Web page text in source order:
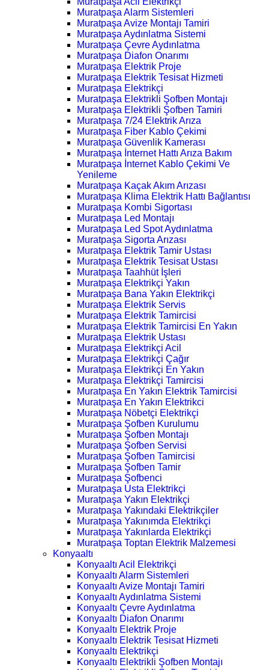
Muratpaşa Alarm Sistemleri
Muratpaşa Avize Montajı Tamiri
Muratpaşa Aydınlatma Sistemi
Muratpaşa Çevre Aydınlatma
Muratpaşa Diafon Onarımı
Muratpaşa Elektrik Proje
Muratpaşa Elektrik Tesisat Hizmeti
Muratpaşa Elektrikçi
Muratpaşa Elektrikli Şofben Montajı
Muratpaşa Elektrikli Şofben Tamiri
Muratpaşa 7/24 Elektrik Arıza
Muratpaşa Fiber Kablo Çekimi
Muratpaşa Güvenlik Kamerası
Muratpaşa İnternet Hattı Arıza Bakım
Muratpaşa İnternet Kablo Çekimi Ve
Yenileme
Muratpaşa Kaçak Akım Arızası
Muratpaşa Klima Elektrik Hattı Bağlantısı
Muratpaşa Kombi Sigortası
Muratpaşa Led Montajı
Muratpaşa Led Spot Aydınlatma
Muratpaşa Sigorta Arızası
Muratpaşa Elektrik Tamir Ustası
Muratpaşa Elektrik Tesisat Ustası
Muratpaşa Taahhüt İşleri
Muratpaşa Elektrikçi Yakın
Muratpaşa Bana Yakın Elektrikçi
Muratpaşa Elektrik Servis
Muratpaşa Elektrik Tamircisi
Muratpaşa Elektrik Tamircisi En Yakın
Muratpaşa Elektrik Ustası
Muratpaşa Elektrikçi Acil
Muratpaşa Elektrikçi Çağır
Muratpaşa Elektrikçi En Yakın
Muratpaşa Elektrikçi Tamircisi
Muratpaşa En Yakın Elektrik Tamircisi
Muratpaşa En Yakın Elektrikci
Muratpaşa Nöbetçi Elektrikçi
Muratpaşa Şofben Kurulumu
Muratpaşa Şofben Montajı
Muratpaşa Şofben Servisi
Muratpaşa Şofben Tamircisi
Muratpaşa Şofben Tamir
Muratpaşa Şofbenci
Muratpaşa Usta Elektrikçi
Muratpaşa Yakın Elektrikçi
Muratpaşa Yakındaki Elektrikçiler
Muratpaşa Yakınımda Elektrikçi
Muratpaşa Yakınlarda Elektrikçi
Muratpaşa Toptan Elektrik Malzemesi
Konyaaltı
Konyaaltı Acil Elektrikçi
Konyaaltı Alarm Sistemleri
Konyaaltı Avize Montajı Tamiri
Konyaaltı Aydınlatma Sistemi
Konyaaltı Çevre Aydınlatma
Konyaaltı Diafon Onarımı
Konyaaltı Elektrik Proje
Konyaaltı Elektrik Tesisat Hizmeti
Konyaaltı Elektrikçi
Konyaaltı Elektrikli Şofben Montajı